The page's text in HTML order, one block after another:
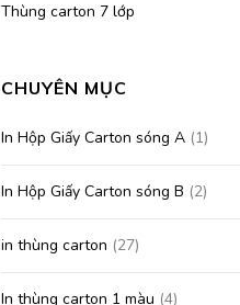
Thùng carton 7 lớp
CHUYÊN MỤC
In Hộp Giấy Carton sóng A(1)
In Hộp Giấy Carton sóng B (2)
in thùng carton (27)
In thùng carton 1 màu (4)